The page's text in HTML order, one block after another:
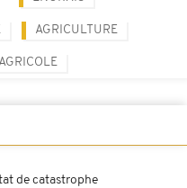
AGRICULTURE
de catastrophe